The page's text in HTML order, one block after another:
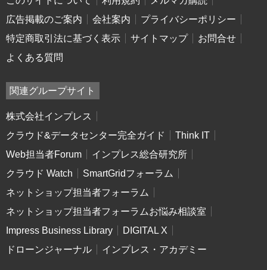
広告掲載のご案内
会社案内
プライバシーポリシー
特定商取引法に基づく表示
サイトマップ
お問合せ
よくある質問
関連グループサイト
株式会社インプレス
クラウド&データセンター完全ガイド
Think IT
Web担当者Forum
インプレス総合研究所
クラウド Watch
SmartGridフォーラム
ネットショップ担当者フォーラム
ネットショップ担当者フォーラムお悩み相談室
Impress Business Library
DIGITAL X
ドローンジャーナル
インプレス・アカデミー